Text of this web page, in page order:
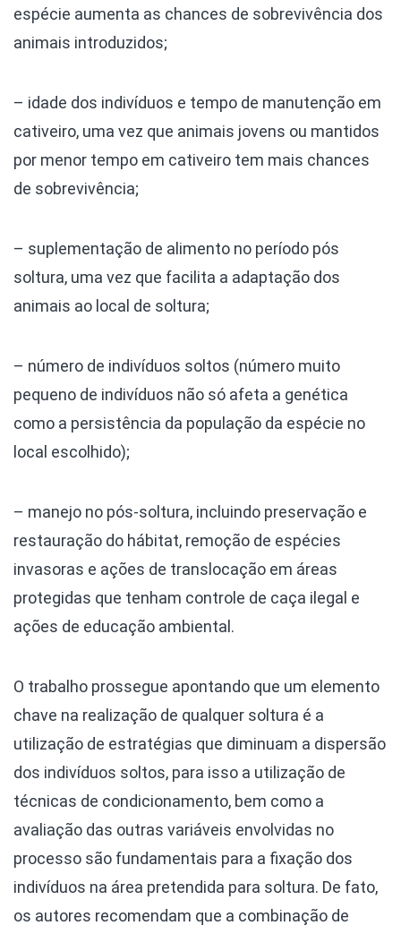
espécie aumenta as chances de sobrevivência dos
animais introduzidos;
– idade dos indivíduos e tempo de manutenção em
cativeiro, uma vez que animais jovens ou mantidos
por menor tempo em cativeiro tem mais chances
de sobrevivência;
– suplementação de alimento no período pós
soltura, uma vez que facilita a adaptação dos
animais ao local de soltura;
– número de indivíduos soltos (número muito
pequeno de indivíduos não só afeta a genética
como a persistência da população da espécie no
local escolhido);
– manejo no pós-soltura, incluindo preservação e
restauração do hábitat, remoção de espécies
invasoras e ações de translocação em áreas
protegidas que tenham controle de caça ilegal e
ações de educação ambiental.
O trabalho prossegue apontando que um elemento
chave na realização de qualquer soltura é a
utilização de estratégias que diminuam a dispersão
dos indivíduos soltos, para isso a utilização de
técnicas de condicionamento, bem como a
avaliação das outras variáveis envolvidas no
processo são fundamentais para a fixação dos
indivíduos na área pretendida para soltura. De fato,
os autores recomendam que a combinação de